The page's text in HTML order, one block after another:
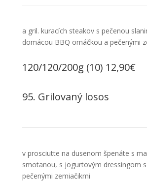
a gril. kuracích steakov s pečenou
domácou BBQ omáčkou a pečenými
120/120/200g (10) 12,90€
95. Grilovaný losos
v prosciutte na dusenom špenáte s
smotanou, s jogurtovým dressingom
pečenými zemiačikmi